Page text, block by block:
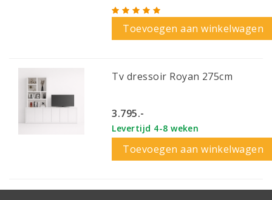
Toevoegen aan winkelwagen
Tv dressoir Royan 275cm
3.795.-
Levertijd 4-8 weken
Toevoegen aan winkelwagen